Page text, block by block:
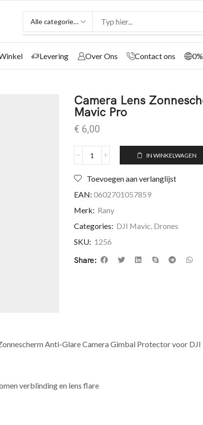
Levering Over Ons Contact ons
Camera Lens
Mavic Pro
€ 6,00
IN WINKELWAGEN
Toevoegen aan verlanglijst
EAN: 0602701057859
Merk: Rany
Categories: DJI Mavic, Drones
SKU: 1256
Share:
Anti-Glare Camera Gimbal Protector voor
verblinding en lens flare